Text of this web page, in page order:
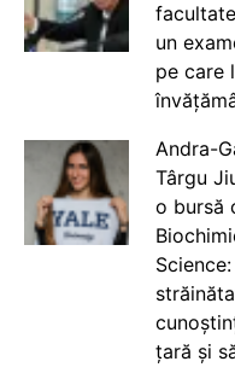
un
pe care
Andra-
Târgu
o bursă
țară și